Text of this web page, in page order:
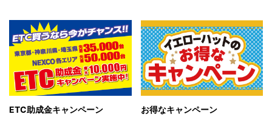
ETC助成金キャンペーン
お得なキャンペーン